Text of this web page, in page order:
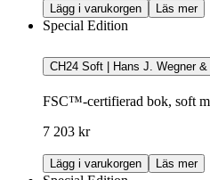
Lägg i varukorgen Läs mer
Special Edition
CH24 Soft | Hans J. Wegner &
FSC™-certifierad bok, soft
7 203 kr
Lägg i varukorgen Läs mer